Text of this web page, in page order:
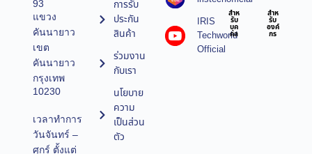
93
แขวง
คันนายาว
เขต
คันนายาว
กรุงเทพ
10230
เวลาทำการ
วันจันทร์ –
ศุกร์ ตั้งแต่
การรับ
ประกัน
สินค้า
ร่วมงาน
กับเรา
นโยบาย
ความ
เป็นส่วน
ตัว
IRIS
Techworld
Official
สำห
รับ
บุค
คล
สำห
รับ
องค์
กร